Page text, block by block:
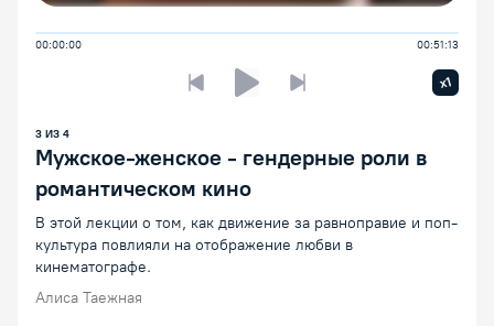
00:00:00 00:51:13
Предыдущая лекцияСледующая лекция
x1
3 ИЗ 4
Мужское-женское - гендерные роли в
романтическом кино
В этой лекции о том, как движение за равноправие и поп-
культура повлияли на отображение любви в
кинематографе.
Алиса Таежная